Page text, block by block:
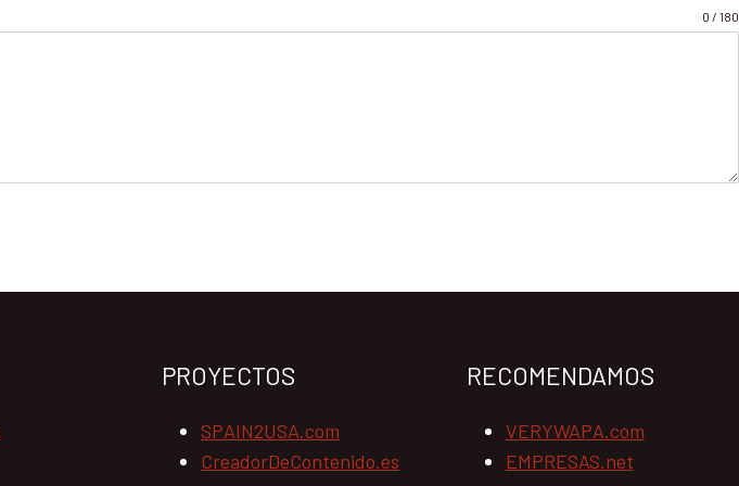
0 / 180
PROYECTOS
SPAIN2USA.com
CreadorDeContenido.es
RECOMENDAMOS
VERYWAPA.com
EMPRESAS.net